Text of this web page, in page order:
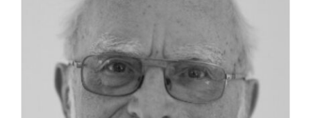
La médaille de Saint Benoît
NEXUS
Archives OSB.org